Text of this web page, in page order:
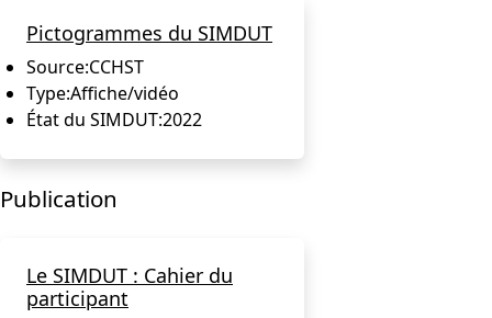
Pictogrammes du SIMDUT
Source:CCHST
Type:Affiche/vidéo
État du SIMDUT:2022
Publication
Le SIMDUT : Cahier du
participant